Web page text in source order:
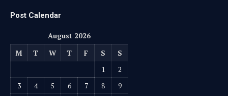
Post Calendar
August 2026
M
T W T F S
S
1
2
3
4 5 6 7 8
9